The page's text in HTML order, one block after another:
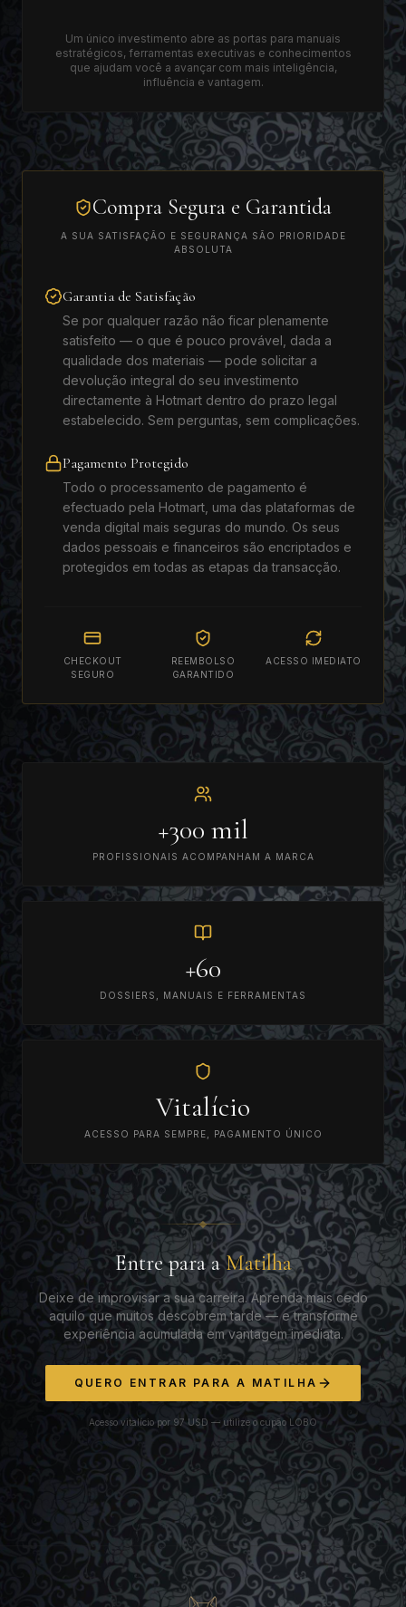
Um único investimento abre as portas para manuais
estratégicos, ferramentas executivas e conhecimentos
que ajudam você a avançar com mais inteligência,
influência e vantagem.
Compra Segura e Garantida
A SUA SATISFAÇÃO E SEGURANÇA SÃO PRIORIDADE
ABSOLUTA
Garantia de Satisfação
Se por qualquer razão não ficar plenamente
satisfeito — o que é pouco provável, dada a
qualidade dos materiais — pode solicitar a
devolução integral do seu investimento
directamente à Hotmart dentro do prazo legal
estabelecido. Sem perguntas, sem complicações.
Pagamento Protegido
Todo o processamento de pagamento é
efectuado pela Hotmart, uma das plataformas de
venda digital mais seguras do mundo. Os seus
dados pessoais e financeiros são encriptados e
protegidos em todas as etapas da transacção.
CHECKOUT
SEGURO
REEMBOLSO
GARANTIDO
ACESSO IMEDIATO
+300 mil
PROFISSIONAIS ACOMPANHAM A MARCA
+60
DOSSIERS, MANUAIS E FERRAMENTAS
Vitalício
ACESSO PARA SEMPRE, PAGAMENTO ÚNICO
Entre para aMatilha
Deixe de improvisar a sua carreira. Aprenda mais cedo
aquilo que muitos descobrem tarde — e transforme
experiência acumulada em vantagem imediata.
QUERO ENTRAR PARA A MATILHA
Acesso vitalício por 97 USD — utilize o cupão LOBO